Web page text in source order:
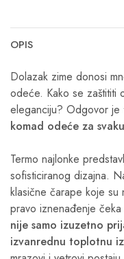
OPIS
Dolazak zime donosi
odeće. Kako se zaštititi
eleganciju? Odgovor je
komad odeće za
Termo najlonke
sofisticiranog dizajna.
klasične čarape koje
pravo iznenađenje čeka
nije samo izuzetno
izvanrednu toplotnu